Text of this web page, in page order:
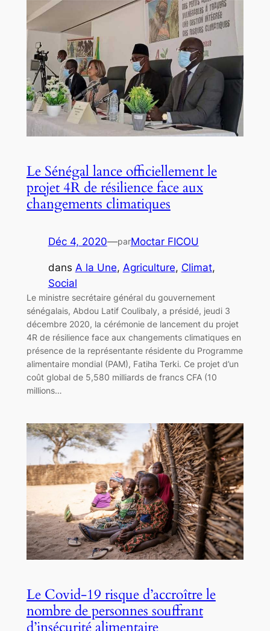
Le Sénégal lance officiellement le
projet 4R de résilience face aux
changements climatiques
Déc 4, 2020—parMoctar FICOU
dans A la Une, Agriculture, Climat
Social
Le ministre secrétaire général du gouvernement
sénégalais, Abdou Latif Coulibaly, a présidé, jeudi 3
décembre 2020, la cérémonie de lancement du projet
4R de résilience face aux changements climatiques en
présence de la représentante résidente du Programme
alimentaire mondial (PAM), Fatiha Terki. Ce projet d’un
coût global de 5,580 milliards de francs CFA (10
millions…
Le Covid-19 risque d’accroître le
nombre de personnes souffrant
d’insécurité alimentaire